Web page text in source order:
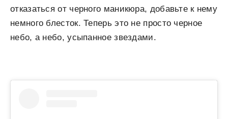
отказаться от черного маникюра, добавьте к нему
немного блесток. Теперь это не просто черное
небо, а небо, усыпанное звездами.